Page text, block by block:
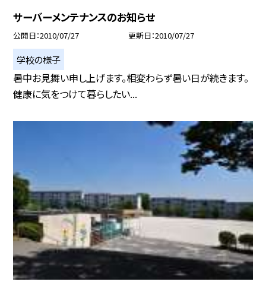
サーバーメンテナンスのお知らせ
公開日 2010/07/27 更新日 2010/07/27
学校の様子
暑中お見舞い申し上げます。相変わらず暑い日が続きます。
健康に気をつけて暮らしたい...